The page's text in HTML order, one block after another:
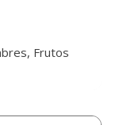
Frutos